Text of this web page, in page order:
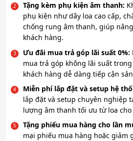
Tặng kèm phụ kiện âm thanh:
phụ kiện như dây loa cao cấp,
chống rung âm thanh, giúp
khách hàng.
Ưu đãi mua trả góp lãi suất 0%:
mua trả góp không lãi suất
khách hàng dễ dàng tiếp cận
Miễn phí lắp đặt và setup hệ
lắp đặt và setup chuyên nghiệp
lượng âm thanh tối ưu từ loa cho
Tặng phiếu mua hàng cho lần
mại phiếu mua hàng hoặc giảm